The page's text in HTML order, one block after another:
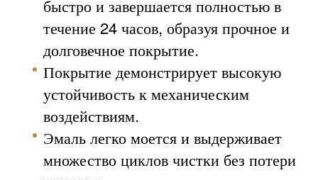
быстро и завершается полностью в
течение 24 часов, образуя прочное и
долговечное покрытие.
Покрытие демонстрирует высокую
устойчивость к механическим
воздействиям.
Эмаль легко моется и выдерживает
множество циклов чистки без потери